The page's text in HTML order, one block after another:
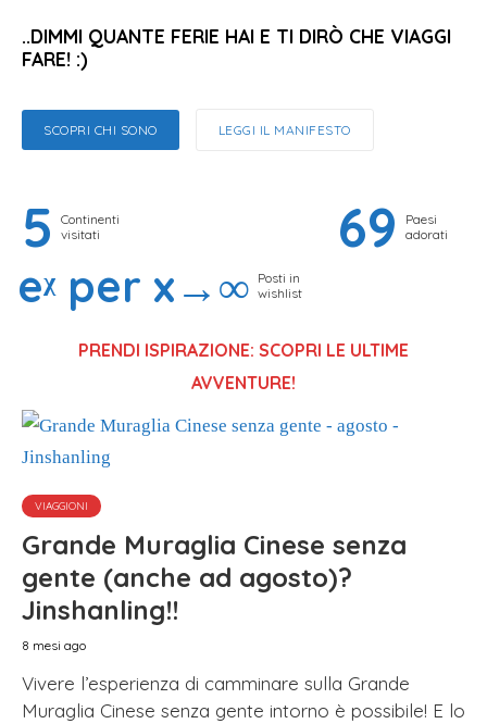
..DIMMI QUANTE FERIE HAI E TI DIRÒ CHE VIAGGI
FARE! :)
SCOPRI CHI SONO LEGGI IL MANIFESTO
5
Continenti
visitati
69
Paesi
adorati
eᵡ per x→∞ Posti in
wishlist
PRENDI ISPIRAZIONE: SCOPRI LE ULTIME
AVVENTURE!
VIAGGIONI
Grande Muraglia Cinese senza
gente (anche ad agosto)?
Jinshanling!!
8 mesi ago
Vivere l’esperienza di camminare sulla Grande
Muraglia Cinese senza gente intorno è possibile! E lo